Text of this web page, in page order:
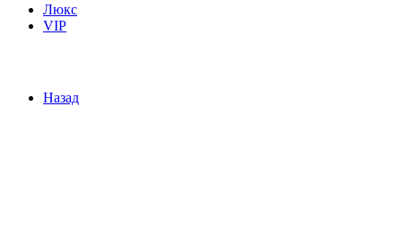
Люкс
VIP
Назад